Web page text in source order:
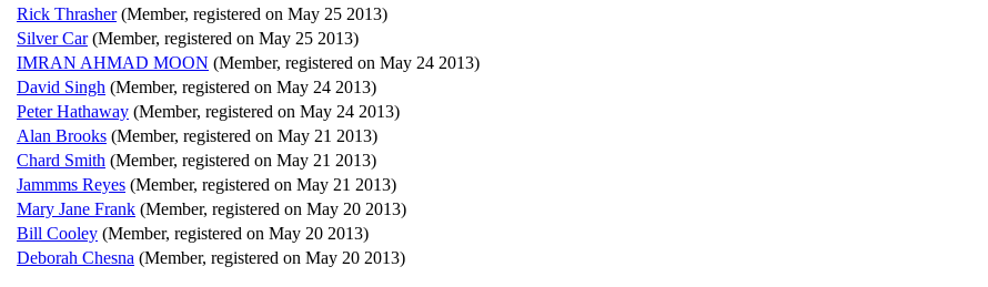
Rick Thrasher (Member, registered on May 25 2013)
Silver Car (Member, registered on May 25 2013)
IMRAN AHMAD MOON (Member, registered on May 24 2013)
David Singh (Member, registered on May 24 2013)
Peter Hathaway (Member, registered on May 24 2013)
Alan Brooks (Member, registered on May 21 2013)
Chard Smith (Member, registered on May 21 2013)
Jammms Reyes (Member, registered on May 21 2013)
Mary Jane Frank (Member, registered on May 20 2013)
Bill Cooley (Member, registered on May 20 2013)
Deborah Chesna (Member, registered on May 20 2013)